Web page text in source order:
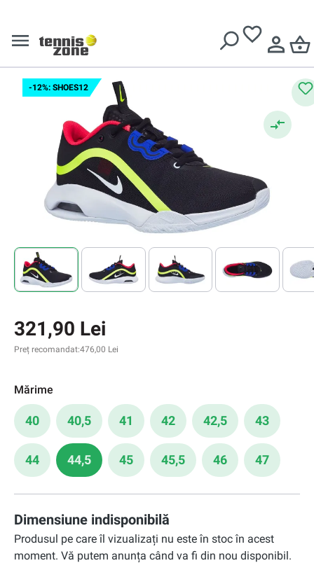
black/white/volt/laser
crimson
-12%: SHOES12
321,90 Lei
Preț recomandat:476,00 Lei
Mărime
40 40,5 41 42 42,5 43
44 44,5 45 45,5 46 47
Dimensiune indisponibilă
Produsul pe care îl vizualizați nu este în stoc în acest
moment. Vă putem anunța când va fi din nou disponibil.